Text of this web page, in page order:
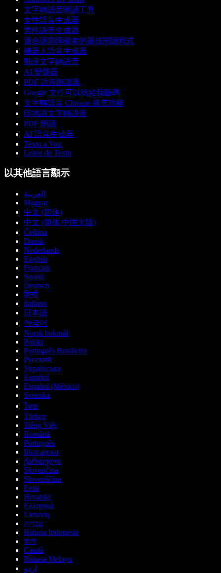
文字轉語音朗讀工具
女性語音生成器
男性語音生成器
適合讀寫障礙者的最佳閱讀程式
機器人語音生成器
動漫文字轉語音
AI 變聲器
PDF 語音朗讀器
Google 文件可以唸給我聽嗎
文字轉語音 Chrome 擴充功能
印地語文字轉語音
PDF 朗讀
AI 語音生成器
Texto a Voz
Leitor de Texto
以其他語言顯示
العربية
Magyar
中文 (简体)
中文 (简体 中国大陆)
Čeština
Dansk
Nederlands
English
Français
Suomi
Deutsch
हिन्दी
Italiano
日本語
한국어
Norsk bokmål
Polski
Português Brasileiro
Русский
Українська
Español
Español (México)
Svenska
ไทย
Türkçe
Tiếng Việt
Română
Português
Български
ქართული
Slovenčina
Slovenščina
Eesti
Hrvatski
Ελληνικά
Lietuvių
עברית
Bahasa Indonesia
বাংলা
Català
Bahasa Melayu
اردو